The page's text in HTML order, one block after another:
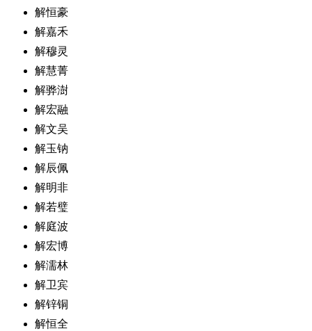
解恒豪
解嘉禾
解穆灵
解慧菁
解骅澍
解宏融
解文吴
解玉钠
解辰佩
解明非
解若璧
解庭波
解宏博
解濡林
解卫宾
解锌铜
解恒全